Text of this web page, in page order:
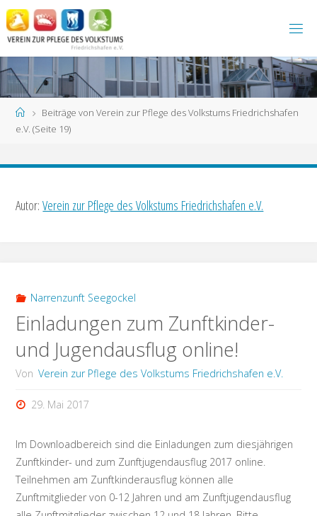
Zum
Inhalt
springen
StartBeiträge von Verein zur Pflege des Volkstums Friedrichshafen
e.V. (Seite 19)
Autor:Verein zur Pflege des Volkstums Friedrichshafen e.V.
Narrenzunft Seegockel
Einladungen zum Zunftkinder-
und Jugendausflug online!
Von Verein zur Pflege des Volkstums Friedrichshafen e.V.
29. Mai 2017
Im Downloadbereich sind die Einladungen zum diesjährigen
Zunftkinder- und zum Zunftjugendausflug 2017 online.
Teilnehmen am Zunftkinderausflug können alle
Zunftmitglieder von 0-12 Jahren und am Zunftjugendausflug